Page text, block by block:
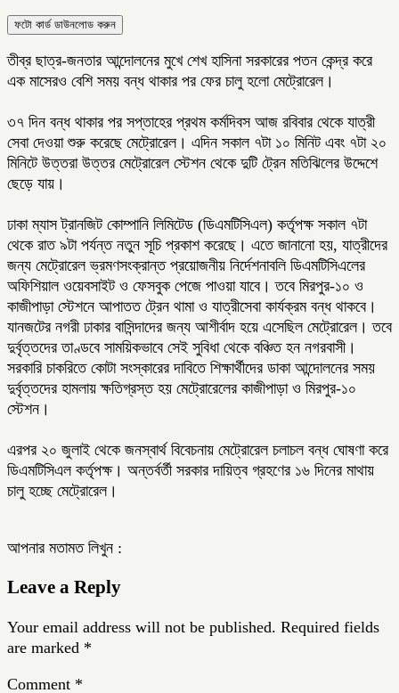
ফটো কার্ড ডাউনলোড করুন
তীব্র ছাত্র-জনতার আন্দোলনের মুখে শেখ হাসিনা সরকারের পতন কেন্দ্র করে
এক মাসেরও বেশি সময় বন্ধ থাকার পর ফের চালু হলো মেট্রোরেল।
৩৭ দিন বন্ধ থাকার পর সপ্তাহের প্রথম কর্মদিবস আজ রবিবার থেকে যাত্রী
সেবা দেওয়া শুরু করেছে মেট্রোরেল। এদিন সকাল ৭টা ১০ মিনিট এবং ৭টা ২০
মিনিটে উত্তরা উত্তর মেট্রোরেল স্টেশন থেকে দুটি ট্রেন মতিঝিলের উদ্দেশে
ছেড়ে যায়।
ঢাকা ম্যাস ট্রানজিট কোম্পানি লিমিটেড (ডিএমটিসিএল) কর্তৃপক্ষ সকাল ৭টা
থেকে রাত ৯টা পর্যন্ত নতুন সূচি প্রকাশ করেছে। এতে জানানো হয়, যাত্রীদের
জন্য মেট্রোরেল ভ্রমণসংক্রান্ত প্রয়োজনীয় নির্দেশনাবলি ডিএমটিসিএলের
অফিশিয়াল ওয়েবসাইট ও ফেসবুক পেজে পাওয়া যাবে। তবে মিরপুর-১০ ও
কাজীপাড়া স্টেশনে আপাতত ট্রেন থামা ও যাত্রীসেবা কার্যক্রম বন্ধ থাকবে।
যানজটের নগরী ঢাকার বাসিন্দাদের জন্য আশীর্বাদ হয়ে এসেছিল মেট্রোরেল। তবে
দুর্বৃত্তদের তাণ্ডবে সাময়িকভাবে সেই সুবিধা থেকে বঞ্চিত হন নগরবাসী।
সরকারি চাকরিতে কোটা সংস্কারের দাবিতে শিক্ষার্থীদের ডাকা আন্দোলনের সময়
দুর্বৃত্তদের হামলায় ক্ষতিগ্রস্ত হয় মেট্রোরেলের কাজীপাড়া ও মিরপুর-১০
স্টেশন।
এরপর ২০ জুলাই থেকে জনস্বার্থ বিবেচনায় মেট্রোরেল চলাচল বন্ধ ঘোষণা করে
ডিএমটিসিএল কর্তৃপক্ষ। অন্তর্বর্তী সরকার দায়িত্ব গ্রহণের ১৬ দিনের মাথায়
চালু হচ্ছে মেট্রোরেল।
আপনার মতামত লিখুন :
Leave a Reply
Your email address will not be published. Required fields
are marked *
Comment *